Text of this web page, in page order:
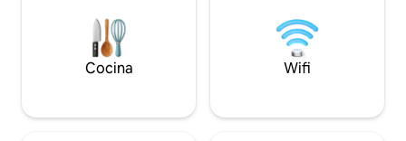
limpios producen un vino
verdaderamente excepcional.
ciudades
las Highlands.
Cocina Wifi